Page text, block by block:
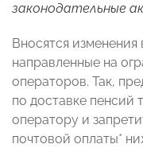
законодательные
Вносятся
направленные на
операторов. Так,
по доставке пенсий
оператору и
почтовой оплаты*